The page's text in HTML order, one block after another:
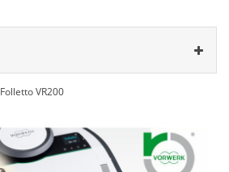
Folletto VR200